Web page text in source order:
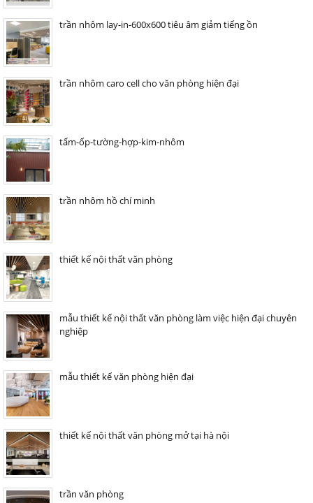
trần nhôm lay-in-600x600 tiêu âm giảm tiếng ồn
trần nhôm caro cell cho văn phòng hiện đại
tấm-ốp-tường-hợp-kim-nhôm
trần nhôm hồ chí minh
thiết kế nội thất văn phòng
mẫu thiết kế nội thất văn phòng làm việc hiện đại chuyên
nghiệp
mẫu thiết kế văn phòng hiện đại
thiết kế nội thất văn phòng mở tại hà nội
trần văn phòng